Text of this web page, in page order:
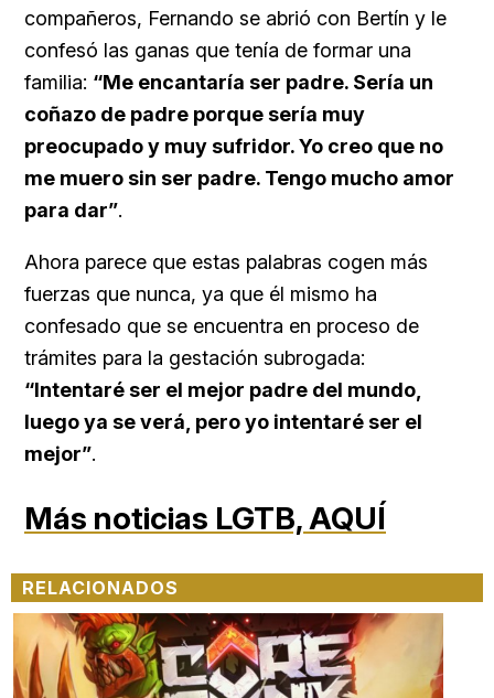
compañeros, Fernando se abrió con Bertín y le
confesó las ganas que tenía de formar una
familia: “Me encantaría ser padre. Sería un
coñazo de padre porque sería muy
preocupado y muy sufridor. Yo creo que no
me muero sin ser padre. Tengo mucho amor
para dar”.
Ahora parece que estas palabras cogen más
fuerzas que nunca, ya que él mismo ha
confesado que se encuentra en proceso de
trámites para la gestación subrogada:
“Intentaré ser el mejor padre del mundo,
luego ya se verá, pero yo intentaré ser el
mejor”.
Más noticias LGTB,AQUÍ
RELACIONADOS